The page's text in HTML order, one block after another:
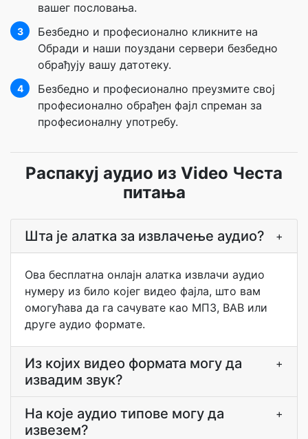
вашег пословања.
3
Безбедно и професионално кликните на
Обради и наши поуздани сервери безбедно
обрађују вашу датотеку.
4
Безбедно и професионално преузмите свој
професионално обрађен фајл спреман за
професионалну употребу.
Распакуј аудио из Video Честа
питања
Шта је алатка за извлачење аудио? +
Ова бесплатна онлајн алатка извлачи аудио
нумеру из било којег видео фајла, што вам
омогућава да га сачувате као МП3, ВАВ или
друге аудио формате.
Из којих видео формата могу да
извадим звук?
+
На које аудио типове могу да
извезем?
+